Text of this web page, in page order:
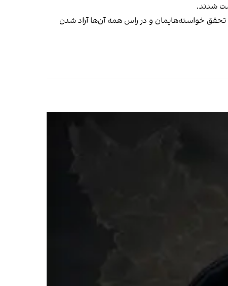
شدند.
اعلام کرد: «ما به دنبال تحقق خواسته‌هایمان و در راس همه آن‌ها آزاد شدن